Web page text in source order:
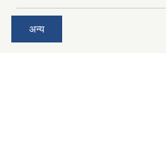
अन्य